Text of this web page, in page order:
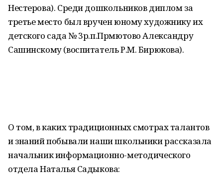
Нестерова). Среди дошкольников диплом за
третье место был вручен юному художнику их
детского сада № 3р.п.Прмютово Александру
Сашинскому (воспитатель Р.М. Бирюкова).
О том, в каких традиционных смотрах талантов
и знаний побывали наши школьники рассказала
начальник информационно-методического
отдела Наталья Садыкова: